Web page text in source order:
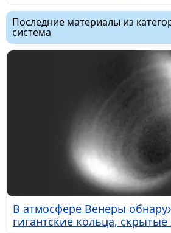
Последние материалы из
система
В атмосфере Венеры
гигантские кольца, скрытые